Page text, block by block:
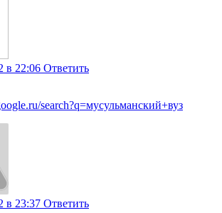
в 22:06 Ответить
search?q=мусульманский+вуз
в 23:37 Ответить